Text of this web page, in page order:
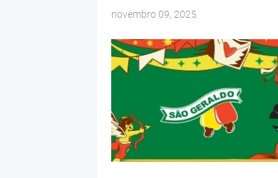
novembro 09, 2025